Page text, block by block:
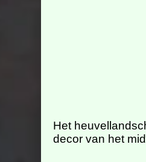
Het
decor van het